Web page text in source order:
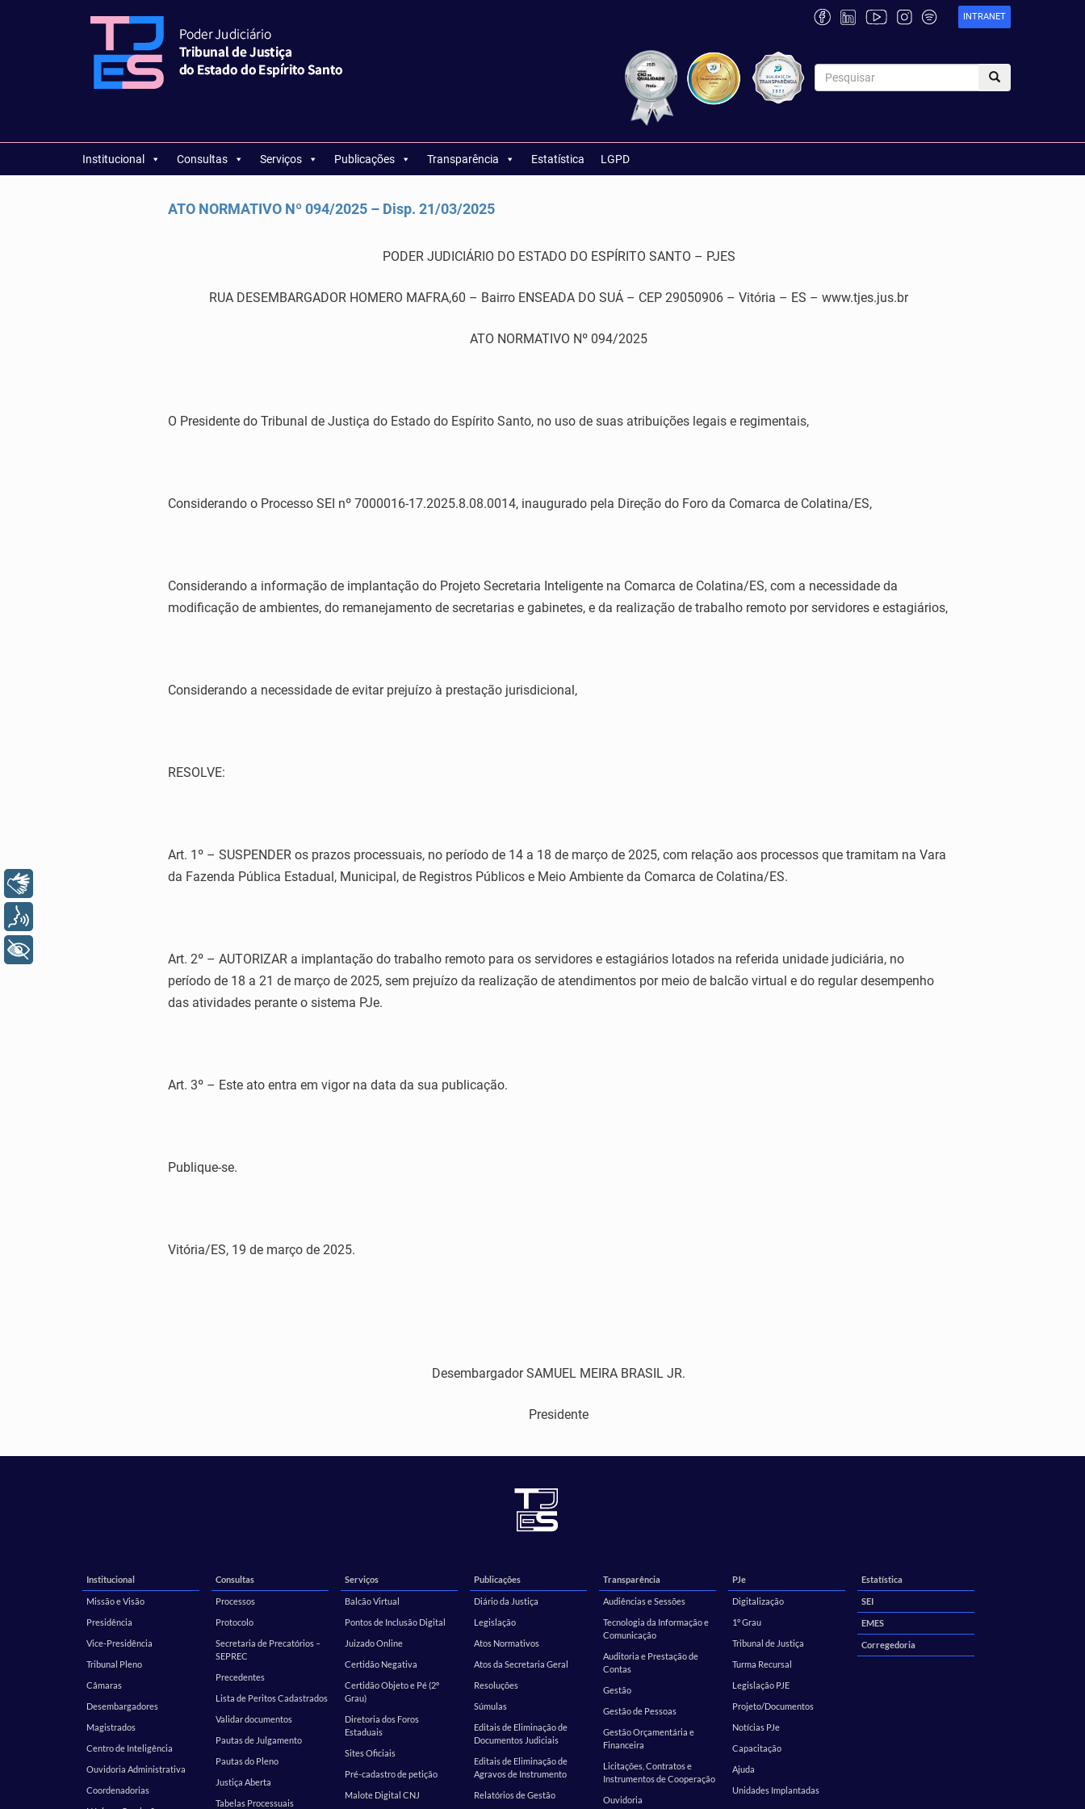
INTRANET
Institucional Consultas Serviços Publicações Transparência Estatística LGPD
ATO NORMATIVO Nº 094/2025 – Disp. 21/03/2025
PODER JUDICIÁRIO DO ESTADO DO ESPÍRITO SANTO – PJES
RUA DESEMBARGADOR HOMERO MAFRA,60 – Bairro ENSEADA DO SUÁ – CEP 29050906 – Vitória – ES – www.tjes.jus.br
ATO NORMATIVO Nº 094/2025
O Presidente do Tribunal de Justiça do Estado do Espírito Santo, no uso de suas atribuições legais e regimentais,
Considerando o Processo SEI nº 7000016-17.2025.8.08.0014, inaugurado pela Direção do Foro da Comarca de Colatina/ES,
Considerando a informação de implantação do Projeto Secretaria Inteligente na Comarca de Colatina/ES, com a necessidade da
modificação de ambientes, do remanejamento de secretarias e gabinetes, e da realização de trabalho remoto por servidores e estagiários,
Considerando a necessidade de evitar prejuízo à prestação jurisdicional,
RESOLVE:
Art. 1º – SUSPENDER os prazos processuais, no período de 14 a 18 de março de 2025, com relação aos processos que tramitam na Vara
da Fazenda Pública Estadual, Municipal, de Registros Públicos e Meio Ambiente da Comarca de Colatina/ES.
Art. 2º – AUTORIZAR a implantação do trabalho remoto para os servidores e estagiários lotados na referida unidade judiciária, no
período de 18 a 21 de março de 2025, sem prejuízo da realização de atendimentos por meio de balcão virtual e do regular desempenho
das atividades perante o sistema PJe.
Art. 3º – Este ato entra em vigor na data da sua publicação.
Publique-se.
Vitória/ES, 19 de março de 2025.
Desembargador SAMUEL MEIRA BRASIL JR.
Presidente
Institucional
Missão e Visão
Presidência
Vice-Presidência
Tribunal Pleno
Câmaras
Desembargadores
Magistrados
Centro de Inteligência
Ouvidoria Administrativa
Coordenadorias
Consultas
Processos
Protocolo
Secretaria de Precatórios –
SEPREC
Precedentes
Lista de Peritos Cadastrados
Validar documentos
Pautas de Julgamento
Pautas do Pleno
Justiça Aberta
Tabelas Processuais
Serviços
Balcão Virtual
Pontos de Inclusão Digital
Juizado Online
Certidão Negativa
Certidão Objeto e Pé (2º
Grau)
Diretoria dos Foros
Estaduais
Sites Oficiais
Pré-cadastro de petição
Malote Digital CNJ
Publicações
Diário da Justiça
Legislação
Atos Normativos
Atos da Secretaria Geral
Resoluções
Súmulas
Editais de Eliminação de
Documentos Judiciais
Editais de Eliminação de
Agravos de Instrumento
Relatórios de Gestão
Transparência
Audiências e Sessões
Tecnologia da Informação e
Comunicação
Auditoria e Prestação de
Contas
Gestão
Gestão de Pessoas
Gestão Orçamentária e
Financeira
Licitações, Contratos e
Instrumentos de Cooperação
Ouvidoria
PJe
Digitalização
1º Grau
Tribunal de Justiça
Turma Recursal
Legislação PJE
Projeto/Documentos
Notícias PJe
Capacitação
Ajuda
Unidades Implantadas
Estatística
SEI
EMES
Corregedoria